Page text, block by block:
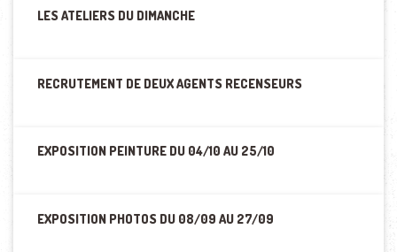
LES ATELIERS DU DIMANCHE
RECRUTEMENT DE DEUX AGENTS RECENSEURS
EXPOSITION PEINTURE DU 04/10 AU 25/10
EXPOSITION PHOTOS DU 08/09 AU 27/09